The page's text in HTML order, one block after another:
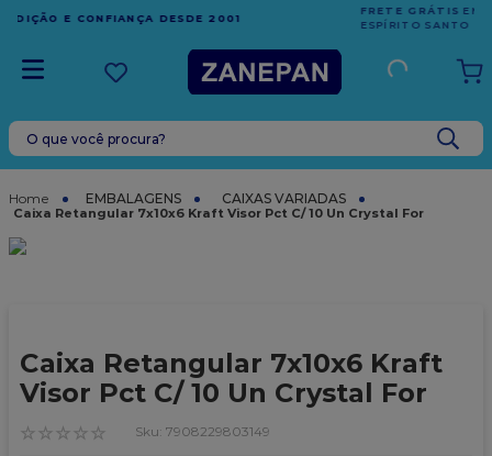
EM COMPRAS ACIMA DE R$1.000,00 PARA O
ESPÍRITO SANTO
O que você procura?
EMBALAGENS CAIXAS VARIADAS
Caixa Retangular 7x10x6 Kraft Visor Pct C/ 10 Un Crystal For
Caixa Retangular 7x10x6 Kraft
Visor Pct C/ 10 Un Crystal For
☆ ☆ ☆ ☆ ☆ : 7908229803149
TERMOS MAIS BUSCADOS
leite condensado
6º
granulado